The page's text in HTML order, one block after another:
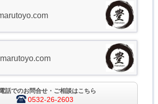
話でのお問合せ・ご相談はこちら
0532-26-2603